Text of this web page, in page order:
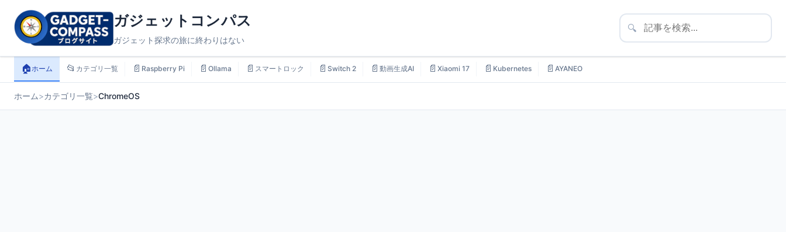
ガジェットコンパス
ガジェット探求の旅に終わりはない
🔍
🏠ホーム 📂 カテゴリ一覧 📄 Raspberry Pi 📄 Ollama 📄 スマートロック 📄 Switch 2 📄 動画生成AI 📄 Xiaomi 17 📄 Kubernetes 📄 AYANEO
ホーム>カテゴリ一覧>ChromeOS